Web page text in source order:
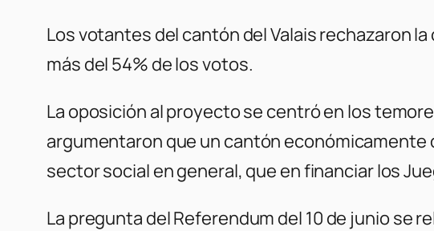
Los votantes del cantón del Valais rechazaron
más del 54% de los votos.
La oposición al proyecto se centró en los
argumentaron que un cantón económicamente
sector social en general, que en financiar los
La pregunta del Referendum del 10 de junio se